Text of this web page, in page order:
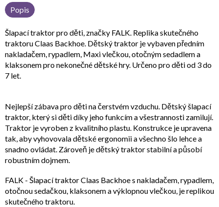
Popis
Šlapací traktor pro děti, značky FALK. Replika skutečného
traktoru Claas Backhoe. Dětský traktor je vybaven předním
nakladačem, rypadlem, Maxi vlečkou, otočným sedadlem a
klaksonem pro nekonečné dětské hry. Určeno pro děti od 3 do
7 let.
Nejlepší zábava pro děti na čerstvém vzduchu. Dětský šlapací
traktor, který si děti díky jeho funkcím a všestrannosti zamilují.
Traktor je vyroben z kvalitního plastu. Konstrukce je upravena
tak, aby vyhovovala dětské ergonomii a všechno šlo lehce a
snadno ovládat. Zároveň je dětský traktor stabilní a působí
robustním dojmem.
FALK - Šlapací traktor Claas Backhoe s nakladačem, rypadlem,
otočnou sedačkou, klaksonem a výklopnou vlečkou, je replikou
skutečného traktoru.